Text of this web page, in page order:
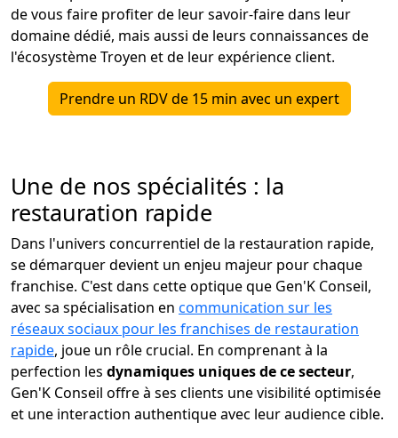
de vous faire profiter de leur savoir-faire dans leur
domaine dédié, mais aussi de leurs connaissances de
l'écosystème Troyen et de leur expérience client.
Prendre un RDV de 15 min avec un expert
Une de nos spécialités : la
restauration rapide
Dans l'univers concurrentiel de la restauration rapide,
se démarquer devient un enjeu majeur pour chaque
franchise. C'est dans cette optique que Gen'K Conseil,
avec sa spécialisation en communication sur les
réseaux sociaux pour les franchises de restauration
rapide, joue un rôle crucial. En comprenant à la
perfection les dynamiques uniques de ce secteur,
Gen'K Conseil offre à ses clients une visibilité optimisée
et une interaction authentique avec leur audience cible.